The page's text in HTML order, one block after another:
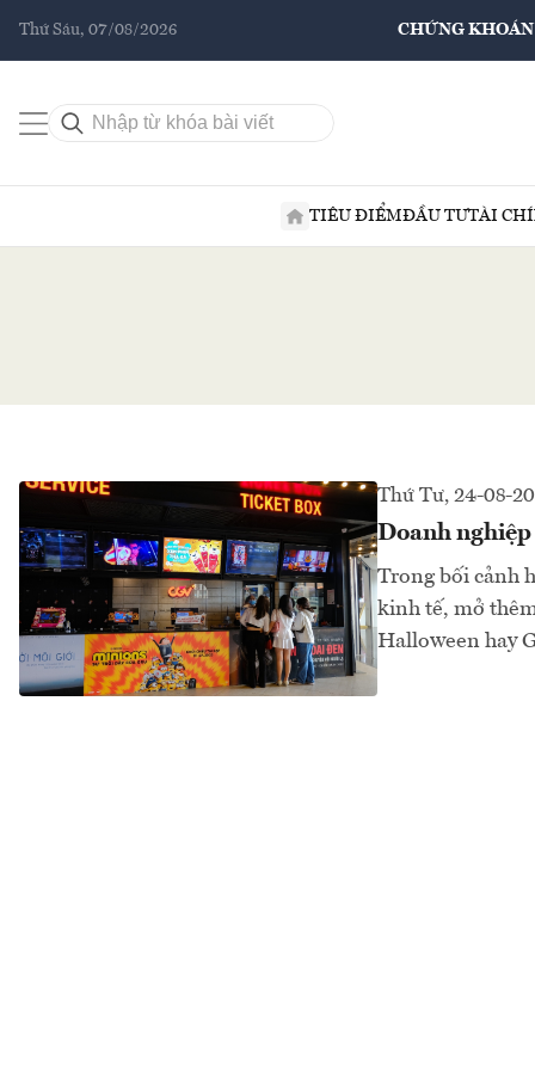
Thứ Sáu, 07/08/2026 CHỨNG KHOÁN
TIÊU ĐIỂMĐẦU TƯTÀI
Thứ Tư, 24-08-
Doanh
Trong bối cảnh
kinh tế, mở
Halloween hay